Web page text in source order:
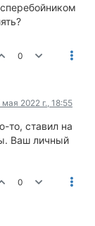
0
мая 2022 г., 18:55
то, ставил на
Ваш личный
0